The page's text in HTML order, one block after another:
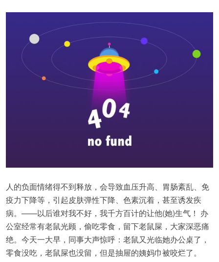
人的负面情绪得不到释放，会导致血压升高、胃肠紊乱、免
疫力下降等，引起皮肤弹性下降、色素沉着，甚至诱发疾
病。——以后谁对我不好，我千方百计的让他(她)生气！ 办
公室经常有老鼠光顾，偷吃零食，留下老鼠屎，大家深恶痛
绝。今天一大早，同事大声惊呼：老鼠又光临她办公桌了，
零食没吃，老鼠屎也没留，但是抽屉的姨妈巾被咬烂了。